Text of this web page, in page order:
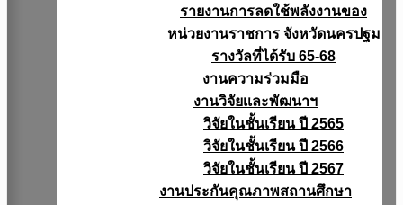
รายงานการลดใช้พลังงานของ
หน่วยงานราชการ จังหวัดนครปฐม
รางวัลที่ได้รับ 65-68
งานความร่วมมือ
งานวิจัยเเละพัฒนาฯ
วิจัยในชั้นเรียน ปี 2565
วิจัยในชั้นเรียน ปี 2566
วิจัยในชั้นเรียน ปี 2567
งานประกันคุณภาพสถานศึกษา